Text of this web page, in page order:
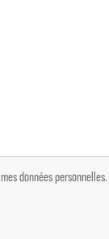
données personnelles.